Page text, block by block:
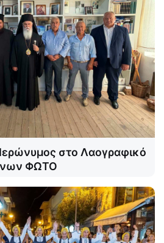
στο Λαογραφικό
ΦΩΤΟ